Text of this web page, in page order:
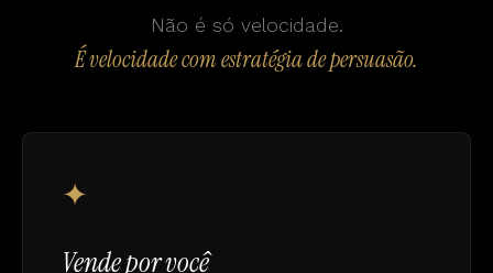
Não é só velocidade.
É velocidade com estratégia de persuasão.
✦
Vende por você